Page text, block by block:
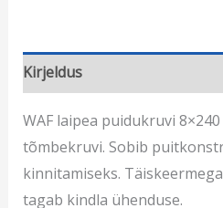
Kirjeldus
WAF laipea puidukruvi 8×240
tõmbekruvi. Sobib
kinnitamiseks.
tagab kindla ühenduse.